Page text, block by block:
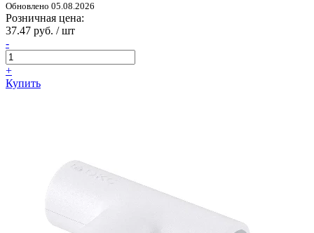
Обновлено 05.08.2026
Розничная цена:
37.47 руб. / шт
-
+
Купить